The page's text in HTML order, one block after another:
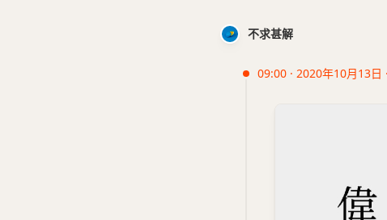
不求甚解
09:00 · 2020年10月13日